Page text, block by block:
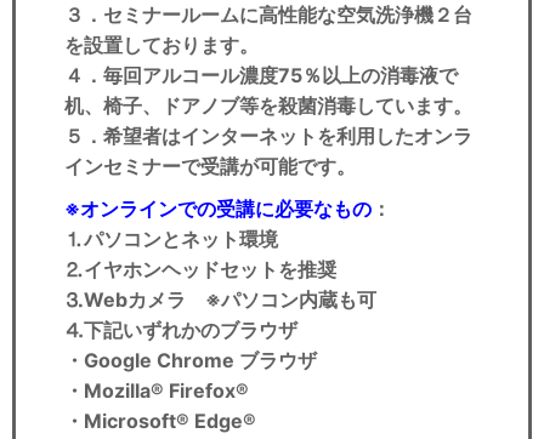
３．セミナールームに高性能な空気洗浄機２台
を設置しております。
４．毎回アルコール濃度75％以上の消毒液で
机、椅子、ドアノブ等を殺菌消毒しています。
５．希望者はインターネットを利用したオンラ
インセミナーで受講が可能です。
※オンラインでの受講に必要なもの ：
⒈パソコンとネット環境
⒉イヤホンヘッドセットを推奨
⒊Webカメラ ※パソコン内蔵も可
⒋下記いずれかのブラウザ
・Google Chrome ブラウザ
・Mozilla® Firefox®
・Microsoft® Edge®